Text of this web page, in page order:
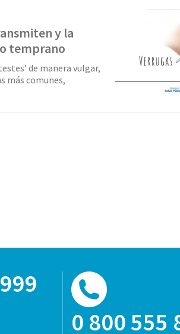
y la
temprano
de manera vulgar,
más comunes,
0 800 555